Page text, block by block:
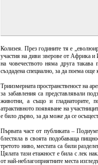
Колизея. През годините тя е
участия на диви зверове от Африка
на човечеството няма друга
създадена специално, за да поема
Триизмерната пространственост на
за забавления са представлявали
животни, а също и гладиаторите,
атрактивното появяване на
е било дърво, за да може да се
Първата част от публиката –
блестяла в своята подобаваща
третото ниво, местата са били
Цялата тази етажност е била с лек
от най-неблагоприятните места